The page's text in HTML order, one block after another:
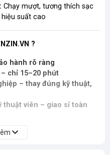
Chạy mượt, tương thích sạc
suất cao
?
hành rõ ràng
chỉ 15–20 phút
– thay đúng kỹ thuật,
thuật viên – giao sỉ toàn